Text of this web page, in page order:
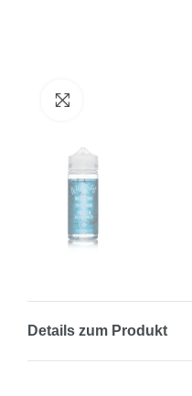
Zum Vergrössern
Details zum Produkt